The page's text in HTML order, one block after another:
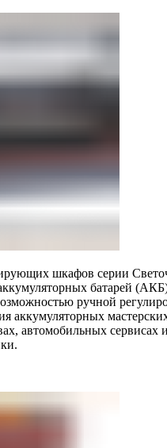
шкафов серии
батарей
ручной
аккумуляторных
автомобильных